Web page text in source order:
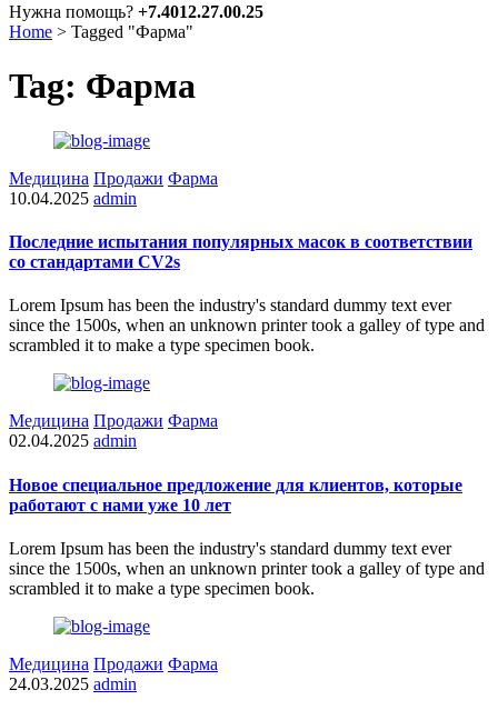
Нужна помощь? +7.4012.27.00.25
Home > Tagged "Фарма"
Tag: Фарма
Медицина Продажи Фарма
10.04.2025 admin
Последние испытания популярных масок в соответствии
со стандартами CV2s
Lorem Ipsum has been the industry's standard dummy text ever
since the 1500s, when an unknown printer took a galley of type and
scrambled it to make a type specimen book.
Медицина Продажи Фарма
02.04.2025 admin
Новое специальное предложение для клиентов, которые
работают с нами уже 10 лет
Lorem Ipsum has been the industry's standard dummy text ever
since the 1500s, when an unknown printer took a galley of type and
scrambled it to make a type specimen book.
Медицина Продажи Фарма
24.03.2025 admin